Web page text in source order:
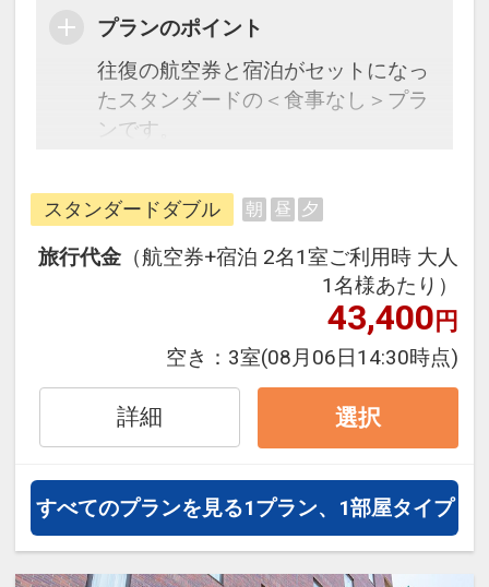
プランのポイント
往復の航空券と宿泊がセットになっ
たスタンダードの＜食事なし＞プラ
ンです。
できるダイナミックパッケージだか
ら、一都市滞在はもちろん周遊旅行
にも最適！
旅行期間中の1泊だけの宿泊や延
泊・飛び泊なども自由自在です。
JALマイレージ会員の方にはフライ
トマイルが50%貯まります。
スタンダードダブル 朝 昼 夕
旅行代金 （航空券+宿泊 2名1室ご利用時 大人
1名様あたり）
43,400円
空き： 3室(08月06日14:30時点)
詳細 選択
すべてのプランを見る1プラン、1部屋タイプ